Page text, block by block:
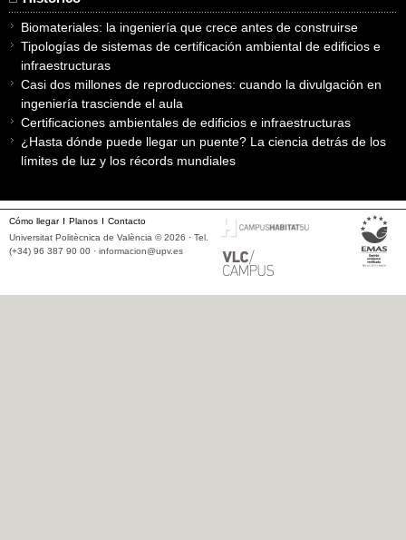
Biomateriales: la ingeniería que crece antes de construirse
Tipologías de sistemas de certificación ambiental de edificios e
infraestructuras
Casi dos millones de reproducciones: cuando la divulgación en
ingeniería trasciende el aula
Certificaciones ambientales de edificios e infraestructuras
¿Hasta dónde puede llegar un puente? La ciencia detrás de los
límites de luz y los récords mundiales
Cómo llegar Planos
Contacto
Universitat Politècnica de València © 2026 · Tel.
(+34) 96 387 90 00 · informacion@upv.es